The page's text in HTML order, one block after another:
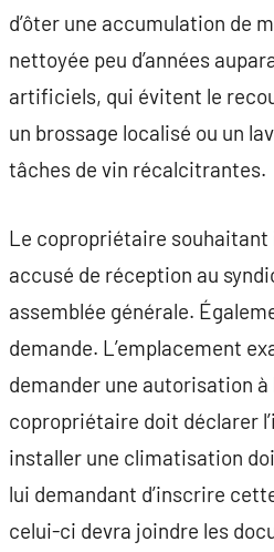
d’ôter une accumulation de
nettoyée peu d’années
artificiels, qui évitent le
un brossage localisé ou un
tâches de vin récalcitrantes.
Le copropriétaire
accusé de réception au
assemblée générale.
demande. L’emplacement
demander une autorisation à
copropriétaire doit déclarer
installer une climatisation
lui demandant d’inscrire
celui-ci devra joindre les